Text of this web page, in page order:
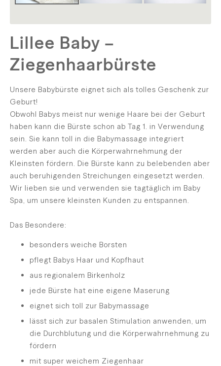
Lillee Baby –
Ziegenhaarbürste
Unsere Babybürste eignet sich als tolles Geschenk zur
Geburt!
Obwohl Babys meist nur wenige Haare bei der Geburt
haben kann die Bürste schon ab Tag 1. in Verwendung
sein. Sie kann toll in die Babymassage integriert
werden aber auch die Körperwahrnehmung der
Kleinsten fördern. Die Bürste kann zu belebenden aber
auch beruhigenden Streichungen eingesetzt werden.
Wir lieben sie und verwenden sie tagtäglich im Baby
Spa, um unsere kleinsten Kunden zu entspannen.
Das Besondere:
besonders weiche Borsten
pflegt Babys Haar und Kopfhaut
aus regionalem Birkenholz
jede Bürste hat eine eigene Maserung
eignet sich toll zur Babymassage
lässt sich zur basalen Stimulation anwenden, um
die Durchblutung und die Körperwahrnehmung zu
fördern
mit super weichem Ziegenhaar